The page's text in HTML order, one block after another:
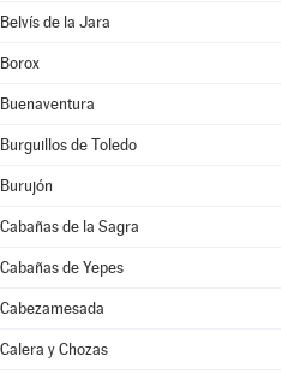
Belvís de la Jara
Borox
Buenaventura
Burguillos de Toledo
Burujón
Cabañas de la Sagra
Cabañas de Yepes
Cabezamesada
Calera y Chozas